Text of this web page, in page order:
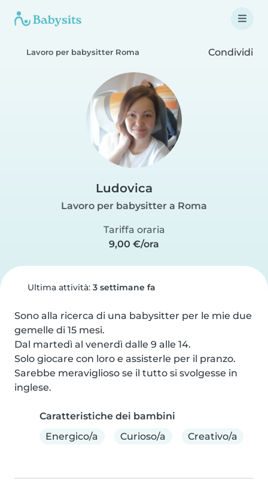
Lavoro per babysitter Roma Condividi
Ludovica
Lavoro per babysitter a Roma
Tariffa oraria
9,00 €/ora
Ultima attività: 3 settimane fa
Sono alla ricerca di una babysitter per le mie due
gemelle di 15 mesi.
Dal martedì al venerdì dalle 9 alle 14.
Solo giocare con loro e assisterle per il pranzo.
Sarebbe meraviglioso se il tutto si svolgesse in
inglese.
Caratteristiche dei bambini
Energico/a
Curioso/a Creativo/a